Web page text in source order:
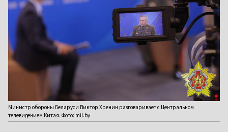
Министр обороны Беларуси Виктор Хренин разговаривает с Центральном
телевидением Китая. Фото: mil.by